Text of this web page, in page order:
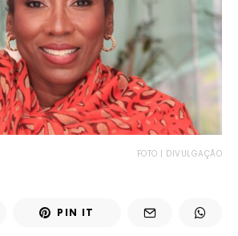
FOTO | DIVULGAÇÃO
PIN IT